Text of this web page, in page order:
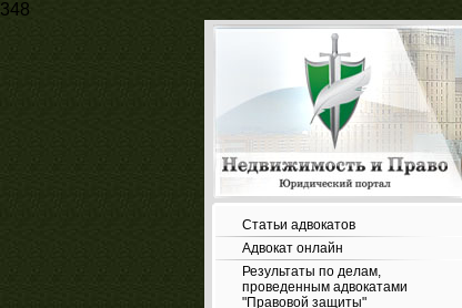
348
Статьи адвокатов
Адвокат онлайн
Результаты по делам,
проведенным адвокатами
"Правовой защиты"